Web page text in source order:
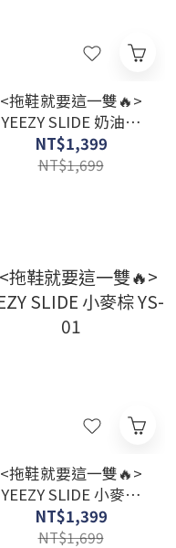
<拖鞋就要這一雙🔥>
YEEZY SLIDE 奶油白
YS-01
NT$1,399
NT$1,699
<拖鞋就要這一雙🔥>
YEEZY SLIDE 小麥棕
YS-01
NT$1,399
NT$1,699